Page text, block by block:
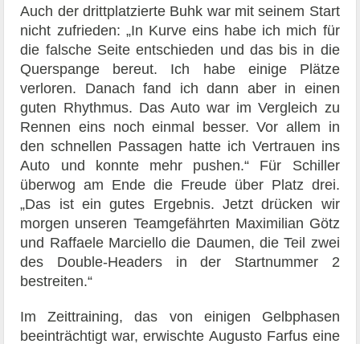
Auch der drittplatzierte Buhk war mit seinem Start
nicht zufrieden: „In Kurve eins habe ich mich für
die falsche Seite entschieden und das bis in die
Querspange bereut. Ich habe einige Plätze
verloren. Danach fand ich dann aber in einen
guten Rhythmus. Das Auto war im Vergleich zu
Rennen eins noch einmal besser. Vor allem in
den schnellen Passagen hatte ich Vertrauen ins
Auto und konnte mehr pushen.“ Für Schiller
überwog am Ende die Freude über Platz drei.
„Das ist ein gutes Ergebnis. Jetzt drücken wir
morgen unseren Teamgefährten Maximilian Götz
und Raffaele Marciello die Daumen, die Teil zwei
des Double-Headers in der Startnummer 2
bestreiten.“
Im Zeittraining, das von einigen Gelbphasen
beeinträchtigt war, erwischte Augusto Farfus eine